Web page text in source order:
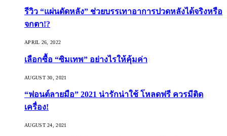
รีวิว “แผ่นดัดหลัง” ช่วยบรรเทาอาการปวดหลังได้จริงหรือ
จกตา!?
APRIL 26, 2022
เลือกซื้อ “ซิมเทพ” อย่างไรให้คุ้มค่า
AUGUST 30, 2021
“ฟอนต์ลายมือ” 2021 น่ารักน่าใช้ โหลดฟรี ควรมีติด
เครื่อง!
AUGUST 24, 2021